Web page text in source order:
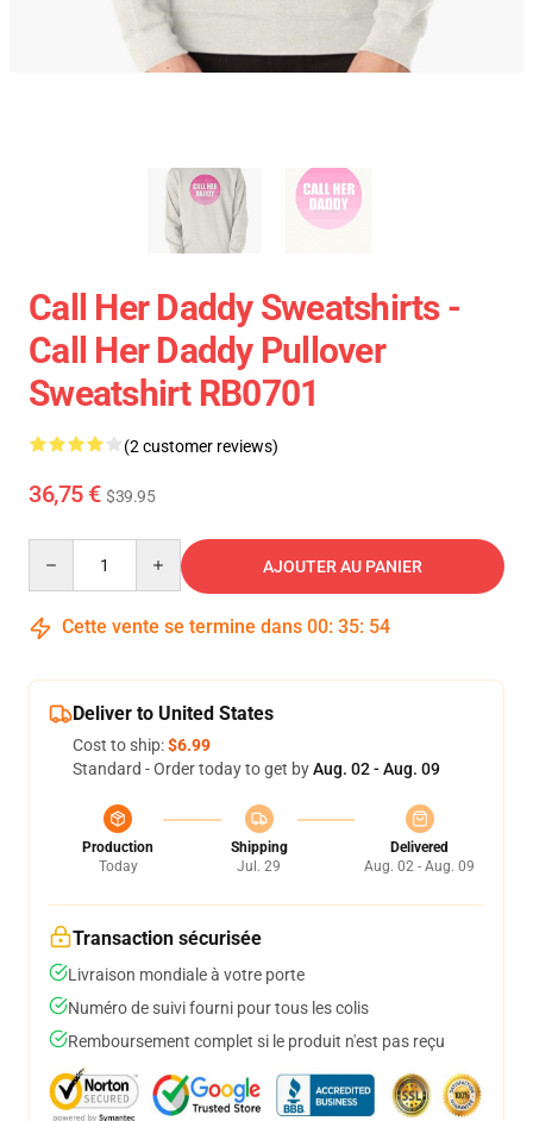
Call Her Daddy Sweatshirts -
Call Her Daddy Pullover
Sweatshirt RB0701
(2 customer reviews)
36,75 € $39.95
AJOUTER AU PANIER
Cette vente se termine dans 00: 35: 54
Deliver to United States
Cost to ship:$6.99
Standard - Order today to get byAug. 02 - Aug. 09
Production
Today
Shipping
Jul. 29
Delivered
Aug. 02 - Aug. 09
Transaction sécurisée
Livraison mondiale à votre porte
Numéro de suivi fourni pour tous les colis
Remboursement complet si le produit n'est pas reçu